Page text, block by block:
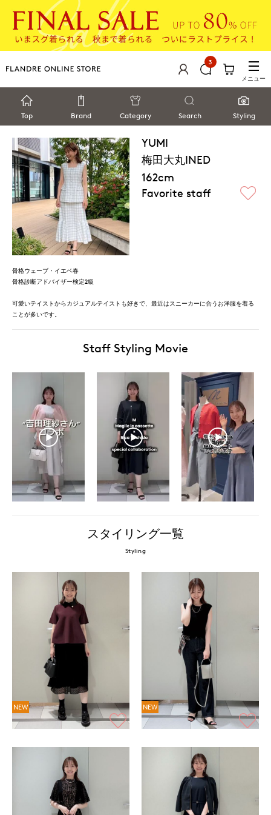
3
メニュー
Top Brand Category Search Styling
YUMI
梅田大丸INED
162cm
Favorite staff
骨格ウェーブ・イエベ春
骨格診断アドバイザー検定2級
可愛いテイストからカジュアルテイストも好きで、最近はスニーカーに合うお洋服を着る
ことが多いです。
Staff Styling Movie
スタイリング一覧
Styling
NEW NEW